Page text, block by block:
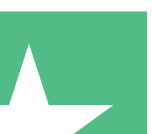
Individuales
de descarga. Sin compromiso